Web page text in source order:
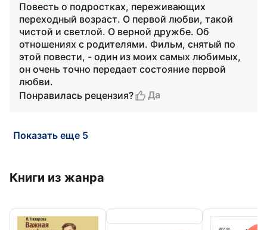
Повесть о подростках, переживающих
переходный возраст. О первой любви, такой
чистой и светлой. О верной дружбе. Об
отношениях с родителями. Фильм, снятый по
этой повести, - один из моих самых любимых,
он очень точно передает состояние первой
любви.
Понравилась рецензия?
Да
Показать еще 5
Книги из жанра